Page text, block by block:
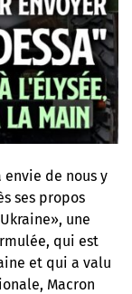
de nous y
ses propos
, une
qui est
et qui a valu
Macron